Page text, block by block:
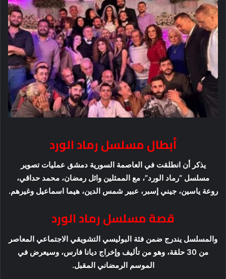
أبطال مسلسل رماد الورد
يذكر أن انطلقت في العاصمة السورية دمشق عمليات تصوير
مسلسل “رماد الورد”، مع الممثلين وائل رمضان، محمد حداقي،
روعة ياسين، جيني إسبر، عبير شمس الدين، هيما اسماعيل وغيرهم.
قصة مسلسل رماد الورد
والمسلسل يندرج ضمن فئة البوليسي التشويقي الاجتماعي المعاصر
من 30 حلقة، وهو من تأليف وإخراج ديانا فارس، وسيعرض في
الموسم الرمضاني المقبل.